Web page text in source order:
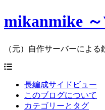
mikanmike
（元）自作サーバーによる
長編成サイドビュー
このブログについて
カテゴリーとタグ